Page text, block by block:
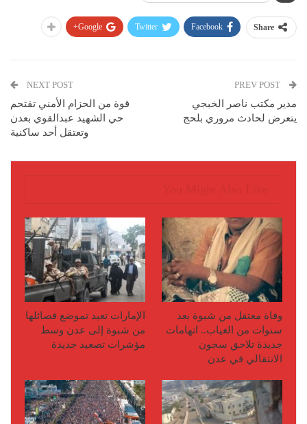
Share
Facebook
Twitter
Google+
مدير مكتب ناصر الخبجي
يتعرض لحادث مروري بلحج
NEXT POST
قوة من الحزام الأمني تقتحم
حي الشهيد عبدالقوي بعدن
وتعتقل أحد ساكنية
وفاة معتقل من شبوة بعد
سنوات من الغياب.. اتهامات
جديدة تلاحق سجون
الانتقالي في عدن
الإمارات تعيد تموضع فصائلها
من شبوة إلى عدن وسط
مؤشرات تصعيد جديدة